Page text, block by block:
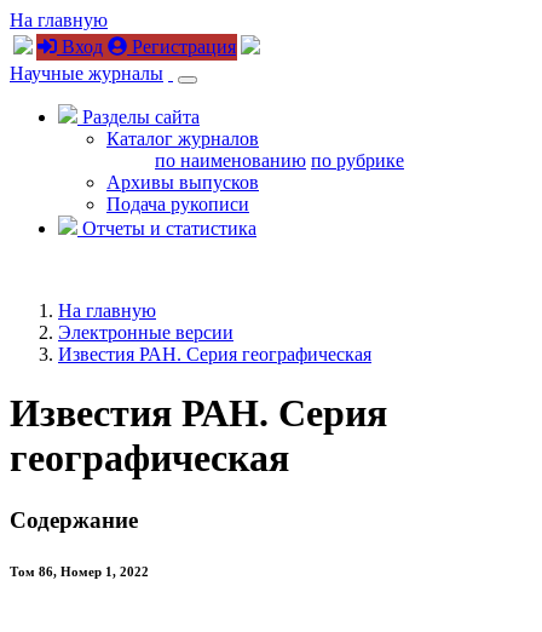
На главную
Вход
Регистрация
Научные журналы
Разделы сайта
Каталог журналов
по наименованию по рубрике
Архивы выпусков
Подача рукописи
Отчеты и статистика
На главную
Электронные версии
Известия РАН. Серия географическая
Известия РАН. Серия
географическая
Содержание
Том 86, Номер 1, 2022